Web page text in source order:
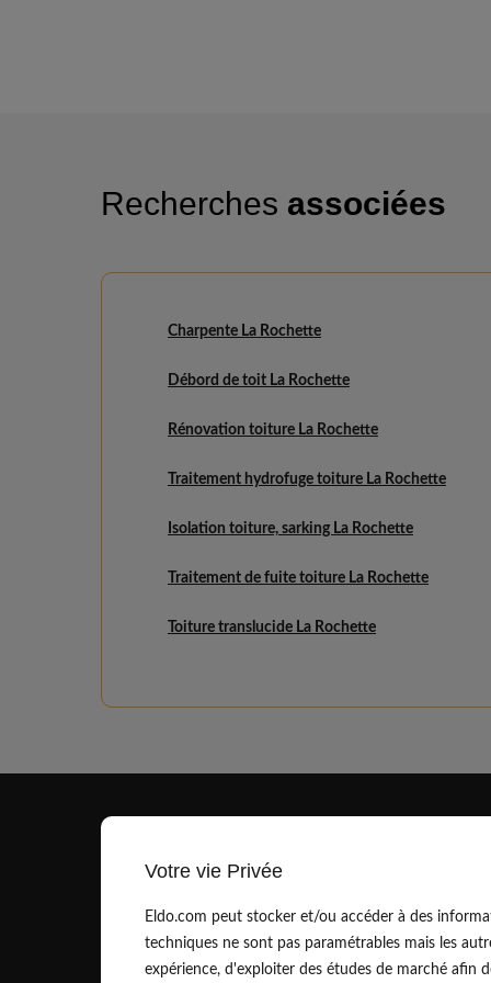
Recherches associées
Charpente La Rochette
Débord de toit La Rochette
Rénovation toiture La Rochette
Traitement hydrofuge toiture La Rochette
Isolation toiture, sarking La Rochette
Traitement de fuite toiture La Rochette
Toiture translucide La Rochette
contact@eldo.com
01.83.75.42.90
Votre vie Privée
Eldo.com peut stocker et/ou accéder à des
techniques ne sont pas paramétrables mais les
expérience, d'exploiter des études de marché afin